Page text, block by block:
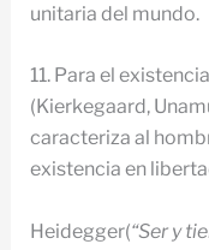
unitaria del mundo.
11. Para el
(Kierkegaard,
caracteriza al
existencia en
Heidegger(“Ser y